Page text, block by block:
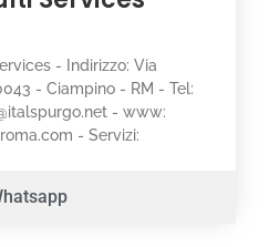
- Indirizzo: Via
- Ciampino - RM - Tel:
- www:
- Servizi: